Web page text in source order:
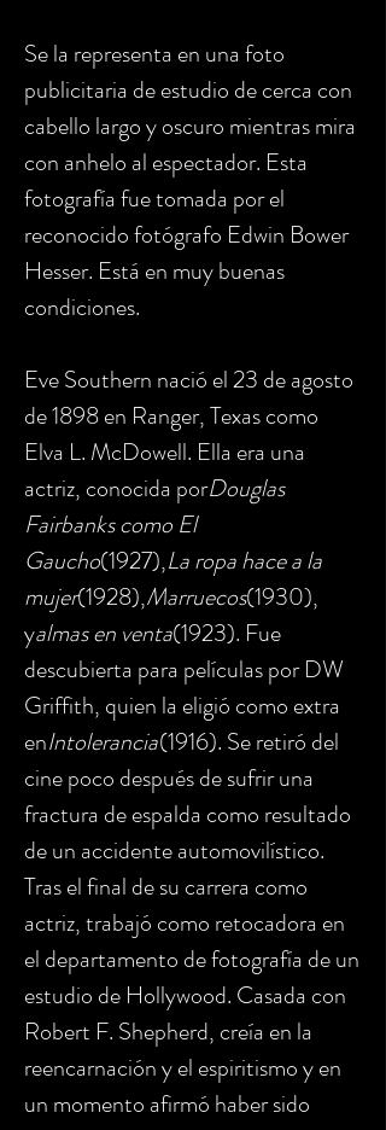
Se la representa en una foto
publicitaria de estudio de cerca con
cabello largo y oscuro mientras mira
con anhelo al espectador. Esta
fotografía fue tomada por el
reconocido fotógrafo Edwin Bower
Hesser. Está en muy buenas
condiciones.
Eve Southern nació el 23 de agosto
de 1898 en Ranger, Texas como
Elva L. McDowell. Ella era una
actriz, conocida porDouglas
Fairbanks como El
Gaucho(1927),La ropa hace a la
mujer(1928),Marruecos(1930),
yalmas en venta(1923). Fue
descubierta para películas por DW
Griffith, quien la eligió como extra
enIntolerancia(1916). Se retiró del
cine poco después de sufrir una
fractura de espalda como resultado
de un accidente automovilístico.
Tras el final de su carrera como
actriz, trabajó como retocadora en
el departamento de fotografía de un
estudio de Hollywood. Casada con
Robert F. Shepherd, creía en la
reencarnación y el espiritismo y en
un momento afirmó haber sido